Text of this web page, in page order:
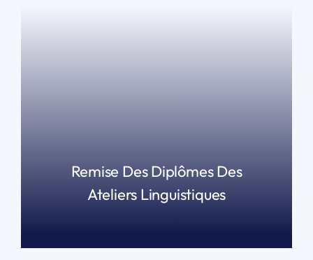
Remise Des Diplômes Des
Ateliers Linguistiques